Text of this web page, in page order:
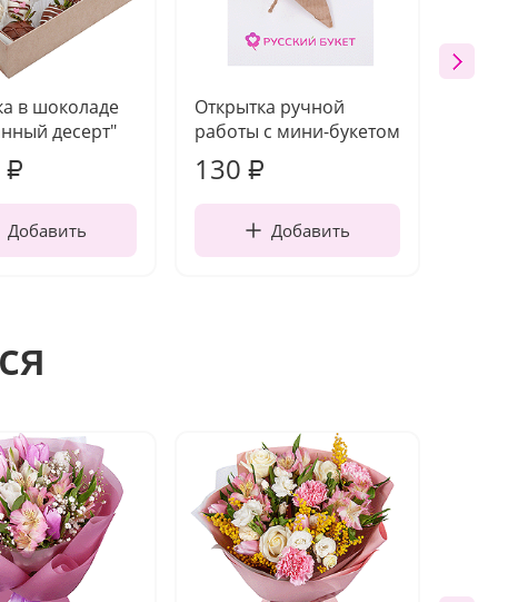
в шоколаде
десерт"
₽
Добавить
Открытка ручной
работы с мини-букетом
130 ₽
Добавить